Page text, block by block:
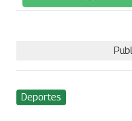
Deportes